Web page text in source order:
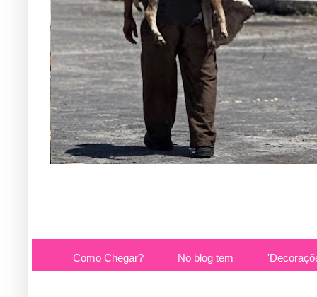
Como Chegar? No blog tem